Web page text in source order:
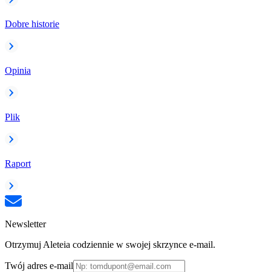
Dobre historie
Opinia
Plik
Raport
Newsletter
Otrzymuj Aleteia codziennie w swojej skrzynce e-mail.
Twój adres e-mail